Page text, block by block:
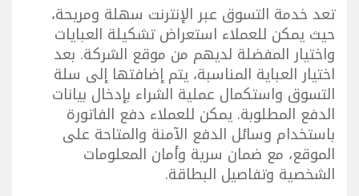
تعد خدمة التسوق عبر الإنترنت سهلة ومريحة،
حيث يمكن للعملاء استعراض تشكيلة العبايات
واختيار المفضلة لديهم من موقع الشركة. بعد
اختيار العباية المناسبة، يتم إضافتها إلى سلة
التسوق واستكمال عملية الشراء بإدخال بيانات
الدفع المطلوبة. يمكن للعملاء دفع الفاتورة
باستخدام وسائل الدفع الآمنة والمتاحة على
الموقع، مع ضمان سرية وأمان المعلومات
الشخصية وتفاصيل البطاقة.